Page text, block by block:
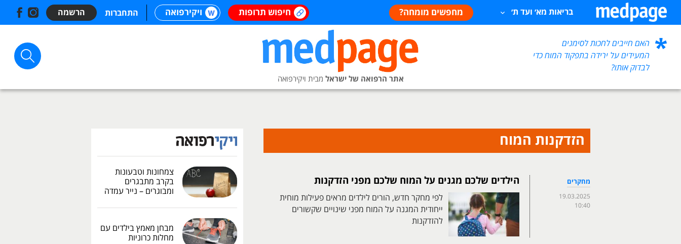
בריאות מא׳ ועד ת׳ מחפשים מומחה? חיפוש תרופות ויקירפואה התחברות הרשמה
האם חייבים לחכות לסימנים
המעידים על ירידה בתפקוד המוח כדי
לבדוק אותו?
אתר הרפואה של ישראל מבית ויקירפואה
הזדקנות המוח
מחקרים
19.03.2025
10:40
הילדים שלכם מגנים על המוח שלכם מפני הזדקנות
לפי מחקר חדש, הורים לילדים מראים פעילות מוחית
ייחודית המגנה על המוח מפני שינויים שקשורים
להזדקנות
צמחונות וטבעונות
בקרב מתבגרים
ומבוגרים – נייר עמדה
מבחן מאמץ בילדים עם
מחלות כרוניות